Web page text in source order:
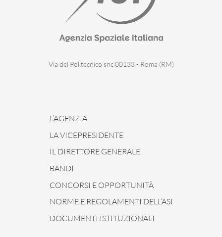
Via del Politecnico snc 00133 - Roma (RM)
L’AGENZIA
LA VICEPRESIDENTE
IL DIRETTORE GENERALE
BANDI
CONCORSI E OPPORTUNITÀ
NORME E REGOLAMENTI DELL’ASI
DOCUMENTI ISTITUZIONALI